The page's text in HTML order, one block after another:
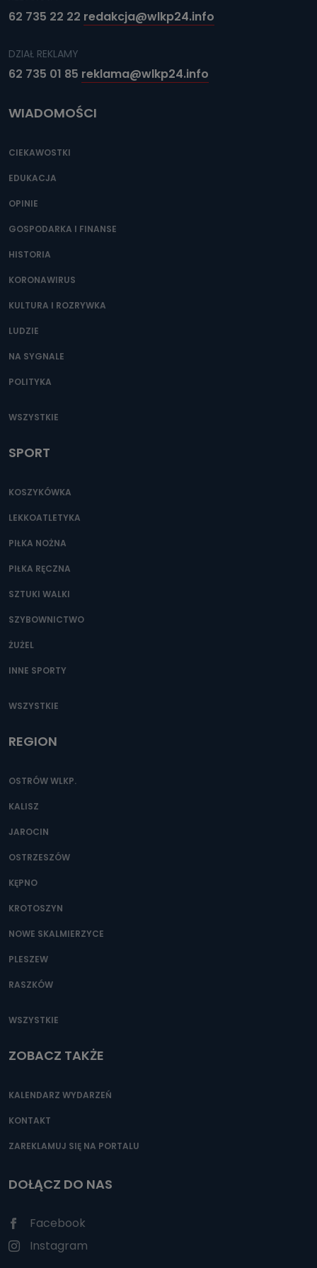
62 735 22 22 redakcja@wlkp24.info
DZIAŁ REKLAMY
62 735 01 85 reklama@wlkp24.info
WIADOMOŚCI
CIEKAWOSTKI
EDUKACJA
OPINIE
GOSPODARKA I FINANSE
HISTORIA
KORONAWIRUS
KULTURA I ROZRYWKA
LUDZIE
NA SYGNALE
POLITYKA
WSZYSTKIE
SPORT
KOSZYKÓWKA
LEKKOATLETYKA
PIŁKA NOŻNA
PIŁKA RĘCZNA
SZTUKI WALKI
SZYBOWNICTWO
ŻUŻEL
INNE SPORTY
WSZYSTKIE
REGION
OSTRÓW WLKP.
KALISZ
JAROCIN
OSTRZESZÓW
KĘPNO
KROTOSZYN
NOWE SKALMIERZYCE
PLESZEW
RASZKÓW
WSZYSTKIE
ZOBACZ TAKŻE
KALENDARZ WYDARZEŃ
KONTAKT
ZAREKLAMUJ SIĘ NA PORTALU
DOŁĄCZ DO NAS
Facebook
Instagram